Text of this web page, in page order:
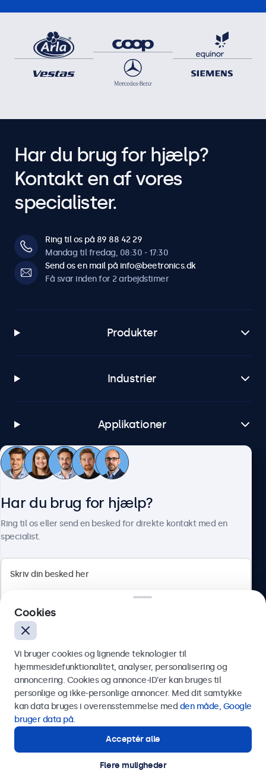
Har du brug for hjælp?
Kontakt en af vores
specialister.
Ring til os på 89 88 42 29
Mandag til fredag, 08:30 - 17:30
Send os en mail på info@beetronics.dk
Få svar inden for 2 arbejdstimer
Produkter
Industrier
Applikationer
Kundeservice
Herstedøstervej 27-29, unit A, 2620 Albertslund, Danmark
Dansk
© 2026 Beetronics
Har du brug for hjælp?
Ring til os eller send en besked for direkte kontakt med en
specialist.
Send
Eller ring til os på
Kontakt vores specialister.
Cookies
Vi bruger cookies og lignende teknologier til
hjemmesidefunktionalitet, analyser, personalisering og
annoncering. Cookies og annonce-ID’er kan bruges til
personlige og ikke-personlige annoncer. Med dit samtykke
kan data bruges i overensstemmelse med den måde, Google
bruger data på.
Acceptér alle
Flere muligheder